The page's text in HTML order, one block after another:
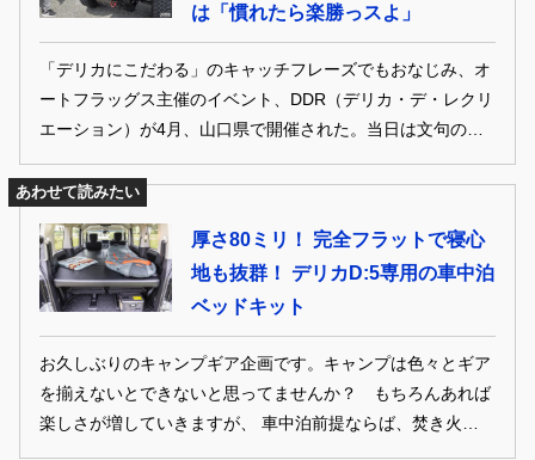
は「慣れたら楽勝っスよ」
「デリカにこだわる」のキャッチフレーズでもおなじみ、オ
ートフラッグス主催のイベント、DDR（デリカ・デ・レクリ
エーション）が4月、山口県で開催された。当日は文句の付
関東・関西方面からもスジ金入りのデリカフリークが集結。
なった。そんなオフ会から、気になるデリカをご紹介しま
す！
あわせて読みたい
厚さ80ミリ！ 完全フラットで寝心
地も抜群！ デリカD:5専用の車中泊
ベッドキット
お久しぶりのキャンプギア企画です。キャンプは色々とギア
を揃えないとできないと思ってませんか？ もちろんあれば
楽しさが増していきますが、 車中泊前提ならば、焚き火台と